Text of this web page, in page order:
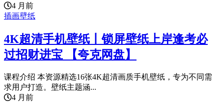
4 月前
插画壁纸
4K超清手机壁纸丨锁屏壁纸上岸逢考必
过招财进宝 【夸克网盘】
课程介绍 本资源精选16张4K超清画质手机壁纸，专为不同需
求用户打造。壁纸主题涵...
4 月前